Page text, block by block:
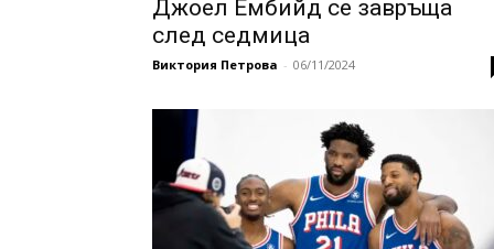
Джоел Ембийд се завръща
след седмица
Виктория Петрова - 06/11/2024